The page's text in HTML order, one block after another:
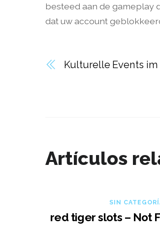
besteed aan de gameplay
dat uw account
Kulturelle Events
Artículos
SIN
red tiger slots – Not